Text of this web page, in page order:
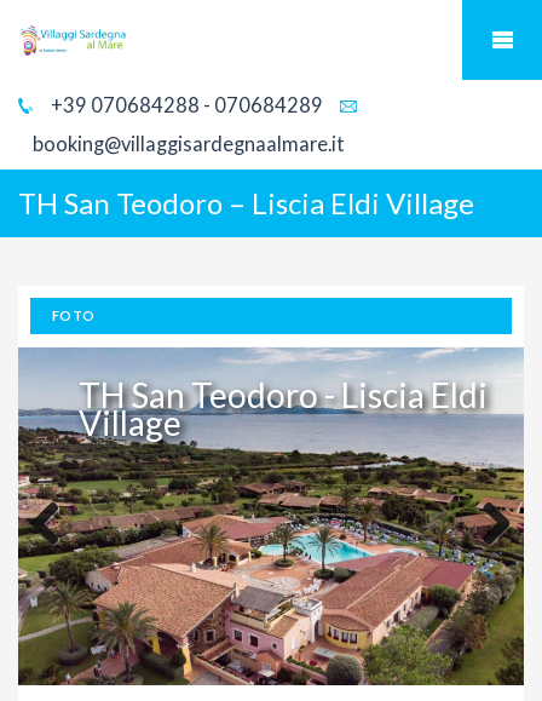
+39 070684288 - 070684289
booking@villaggisardegnaalmare.it
TH San Teodoro – Liscia Eldi Village
FOTO
TH San Teodoro - Liscia Eldi
Village
Previous Next